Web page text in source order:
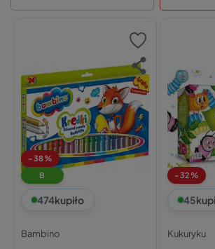
-38%
B
474kupiło
Bambino
-32%
45
Kukuryku